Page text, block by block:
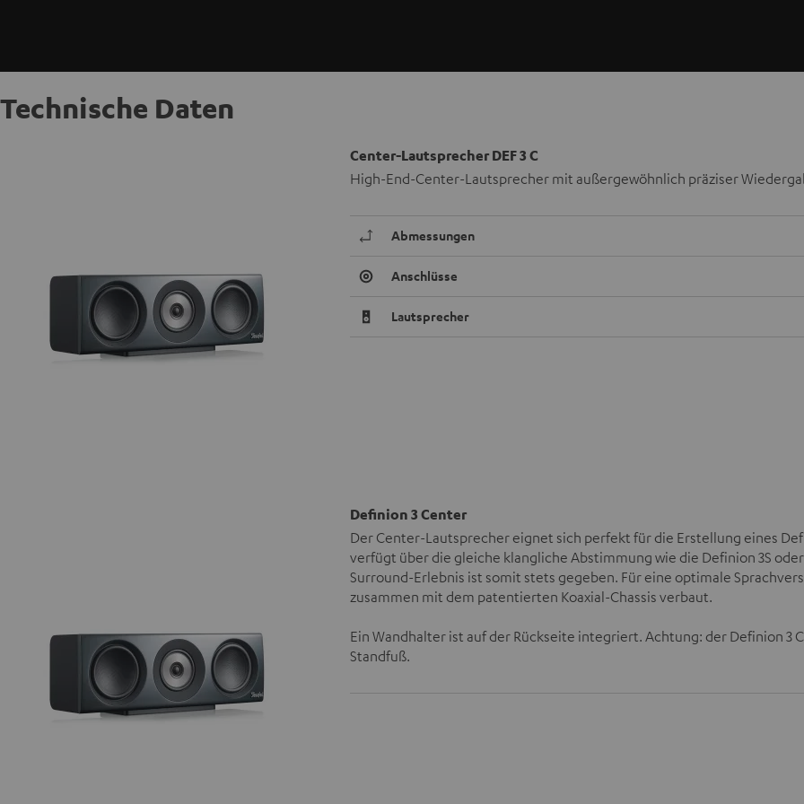
Technische Daten
Center-Lautsprecher DEF 3 C
High-End-Center-Lautsprecher mit außergewöhnlich präziser
Abmessungen
Anschlüsse
Lautsprecher
Definion 3 Center
Der Center-Lautsprecher eignet sich perfekt für die Erstellung eines
verfügt über die gleiche klangliche Abstimmung wie die Definion 3S
Surround-Erlebnis ist somit stets gegeben. Für eine optimale
zusammen mit dem patentierten Koaxial-Chassis verbaut.
Ein Wandhalter ist auf der Rückseite integriert. Achtung: der Definion 3
Standfuß.